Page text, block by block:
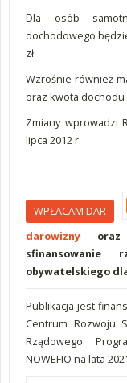
Dla osób
dochodowego
zł.
Wzrośnie również
oraz kwota dochodu
Zmiany wprowadzi
lipca 2012 r.
WPŁACAM DAR
darowizny oraz
sfinansowanie
obywatelskiego
Publikacja jest
Centrum Rozwoju
Rządowego
NOWEFIO na lata